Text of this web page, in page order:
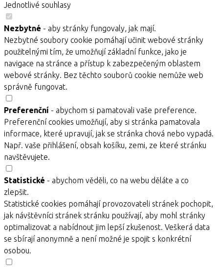
Jednotlivé souhlasy
Nezbytné - aby stránky fungovaly, jak mají.
Nezbytné soubory cookie pomáhají učinit webové stránky
použitelnými tím, že umožňují základní funkce, jako je
navigace na stránce a přístup k zabezpečeným oblastem
webové stránky. Bez těchto souborů cookie nemůže web
správně fungovat.
Preferenční - abychom si pamatovali vaše preference.
Preferenční cookies umožňují, aby si stránka pamatovala
informace, které upravují, jak se stránka chová nebo vypadá.
Např. vaše přihlášení, obsah košíku, zemi, ze které stránku
navštěvujete.
Statistické - abychom věděli, co na webu děláte a co
zlepšit.
Statistické cookies pomáhají provozovateli stránek pochopit,
jak návštěvníci stránek stránku používají, aby mohl stránky
optimalizovat a nabídnout jim lepší zkušenost. Veškerá data
se sbírají anonymně a není možné je spojit s konkrétní
osobou.